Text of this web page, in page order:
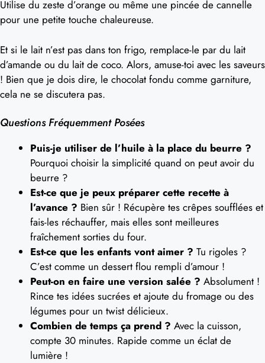
Utilise du zeste d’orange ou même une pincée de cannelle
pour une petite touche chaleureuse.
Et si le lait n’est pas dans ton frigo, remplace-le par du lait
d’amande ou du lait de coco. Alors, amuse-toi avec les saveurs
! Bien que je dois dire, le chocolat fondu comme garniture,
cela ne se discutera pas.
Questions Fréquemment Posées
Puis-je utiliser de l’huile à la place du beurre ?
Pourquoi choisir la simplicité quand on peut avoir du
beurre ?
Est-ce que je peux préparer cette recette à
l’avance ? Bien sûr ! Récupère tes crêpes soufflées et
fais-les réchauffer, mais elles sont meilleures
fraîchement sorties du four.
Est-ce que les enfants vont aimer ? Tu rigoles ?
C’est comme un dessert flou rempli d’amour !
Peut-on en faire une version salée ? Absolument !
Rince tes idées sucrées et ajoute du fromage ou des
légumes pour un twist délicieux.
Combien de temps ça prend ? Avec la cuisson,
compte 30 minutes. Rapide comme un éclat de
lumière !